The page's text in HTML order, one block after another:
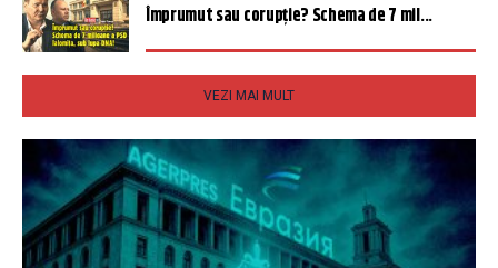
Împrumut sau corupție? Schema de 7 mil...
VEZI MAI MULT